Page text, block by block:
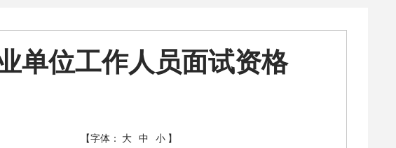
单位工作人员面试资格
【字体： 大 中 小 】